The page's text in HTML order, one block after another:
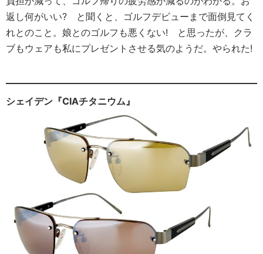
返し何がいい? と聞くと、ゴルフデビューまで面倒見てく
れとのこと。娘とのゴルフも悪くない! と思ったが、クラ
ブもウェアも私にプレゼントさせる気のようだ。やられた!
シェイデン『CIAチタニウム』